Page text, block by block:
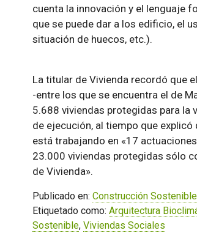
cuenta la innovación y el lenguaje
que se puede dar a los edificio, el
situación de huecos, etc.).
La titular de Vivienda recordó que
-entre los que se encuentra el de
5.688 viviendas protegidas para la
de ejecución, al tiempo que
está trabajando en «17
23.000 viviendas protegidas sólo
de Vivienda».
Publicado en: Construcción Sostenible
Etiquetado como: Arquitectura
Sostenible, Viviendas Sociales